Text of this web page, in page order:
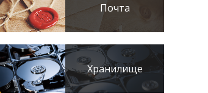
Почта
Хранилище